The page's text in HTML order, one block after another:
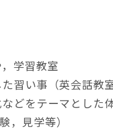
学習教室
習い事（英会話教
どをテーマとした
，見学等）